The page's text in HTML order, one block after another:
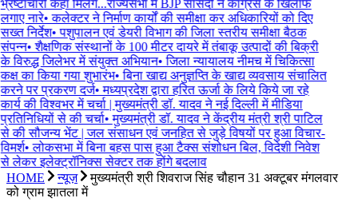
भ्रष्टाचारी कहां मिलेंगे...राज्यसभा में BJP सांसदों ने कांग्रेस के खिलाफ
लगाए नारे• कलेक्टर ने निर्माण कार्यों की समीक्षा कर अधिकारियों को दिए
सख्त निर्देश• पशुपालन एवं डेयरी विभाग की जिला स्तरीय समीक्षा बैठक
संपन्न• शैक्षणिक संस्थानों के 100 मीटर दायरे में तंबाकू उत्पादों की बिक्री
के विरुद्ध जिलेभर में संयुक्त अभियान• जिला न्यायालय नीमच में चिकित्सा
कक्ष का किया गया शुभारंभ• बिना खाद्य अनुज्ञप्ति के खाद्य व्यवसाय संचालित
करने पर प्रकरण दर्ज• मध्यप्रदेश द्वारा हरित ऊर्जा के लिये किये जा रहे
कार्य की विश्वभर में चर्चा | मुख्यमंत्री डॉ. यादव ने नई दिल्ली में मीडिया
प्रतिनिधियों से की चर्चा• मुख्यमंत्री डॉ. यादव ने केंद्रीय मंत्री श्री पाटिल
से की सौजन्य भेंट | जल संसाधन एवं जनहित से जुड़े विषयों पर हुआ विचार-
विमर्श• लोकसभा में बिना बहस पास हुआ टैक्स संशोधन बिल, विदेशी निवेश
से लेकर इलेक्ट्रॉनिक्स सेक्टर तक होंगे बदलाव
HOME
न्यूज़
मुख्यमंत्री श्री शिवराज सिंह चौहान 31 अक्टूबर मंगलवार
को ग्राम झातला में